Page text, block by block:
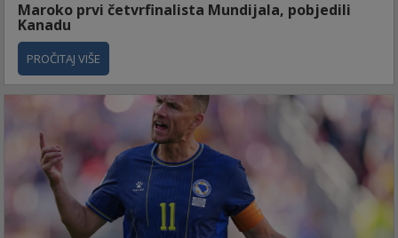
Maroko prvi četvrfinalista Mundijala, pobjedili
Kanadu
PROČITAJ VIŠE